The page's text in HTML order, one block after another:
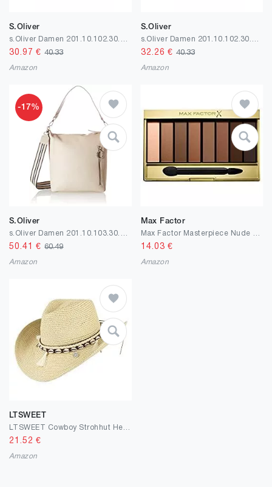
S.Oliver
30.97 €40.33
Amazon
S.Oliver
32.26 € 40.33
Amazon
-17%
S.Oliver
50.41 €60.49
Amazon
Max Factor
14.03 €
Amazon
LTSWEET
21.52 €
Amazon